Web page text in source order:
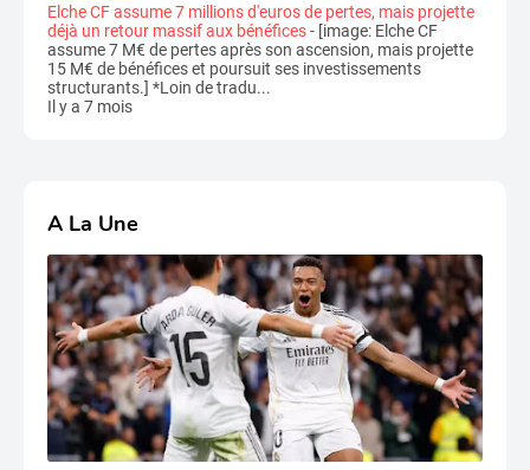
Elche CF assume 7 millions d'euros de pertes, mais projette
déjà un retour massif aux bénéfices- [image: Elche CF
assume 7 M€ de pertes après son ascension, mais projette
15 M€ de bénéfices et poursuit ses investissements
structurants.] *Loin de tradu...
Il y a 7 mois
A La Une